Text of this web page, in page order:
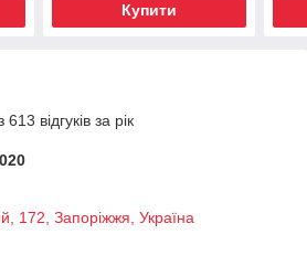
Купити
відгуків за рік
172, Запоріжжя, Україна